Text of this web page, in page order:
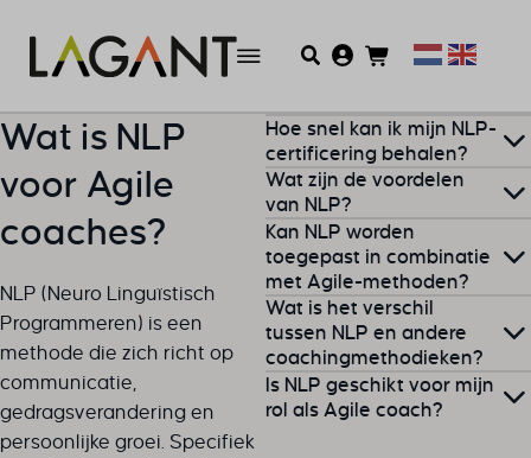
Wat is NLP
voor Agile
coaches?
NLP (Neuro Linguïstisch
Programmeren) is een
methode die zich richt op
communicatie,
gedragsverandering en
persoonlijke groei. Specifiek
Hoe snel kan ik mijn NLP-
certificering behalen?
De certificering kan
afhankelijk van jouw
studietempo binnen enkele
weken worden behaald.
Wat zijn de voordelen
van NLP?
👉 Betere communicatie:
Leer effectiever luisteren en
reageren
👉 Sterkere teams: Creëer
verbinding en los conflicten
op
Kan NLP worden
toegepast in combinatie
met Agile-methoden?
Ja, NLP en Agile vullen
elkaar uitstekend aan. NLP
versterkt de
communicatieve en
Wat is het verschil
tussen NLP en andere
coachingmethodieken?
NLP legt de nadruk op
Is NLP geschikt voor mijn
rol als Agile coach?